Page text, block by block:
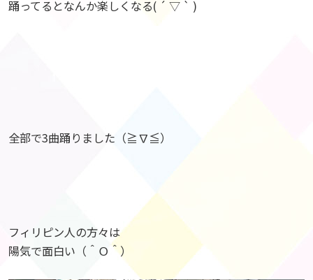
踊ってるとなんか楽しくなる( ´ ▽ ` )
全部で3曲踊りました（≧∇≦）
フィリピン人の方々は
陽気で面白い（＾Ｏ＾）